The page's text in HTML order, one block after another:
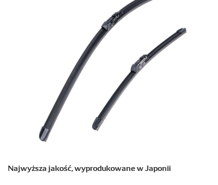
Najwyższa jakość, wyprodukowane w Japonii